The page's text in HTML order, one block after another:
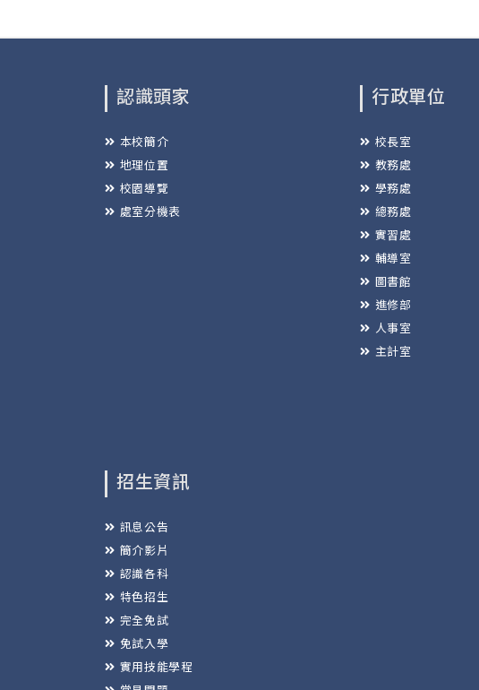
認識頭家
本校簡介
地理位置
校園導覽
處室分機表
行政單位
校長室
教務處
學務處
總務處
實習處
輔導室
圖書館
進修部
人事室
主計室
招生資訊
訊息公告
簡介影片
認識各科
特色招生
完全免試
免試入學
實用技能學程